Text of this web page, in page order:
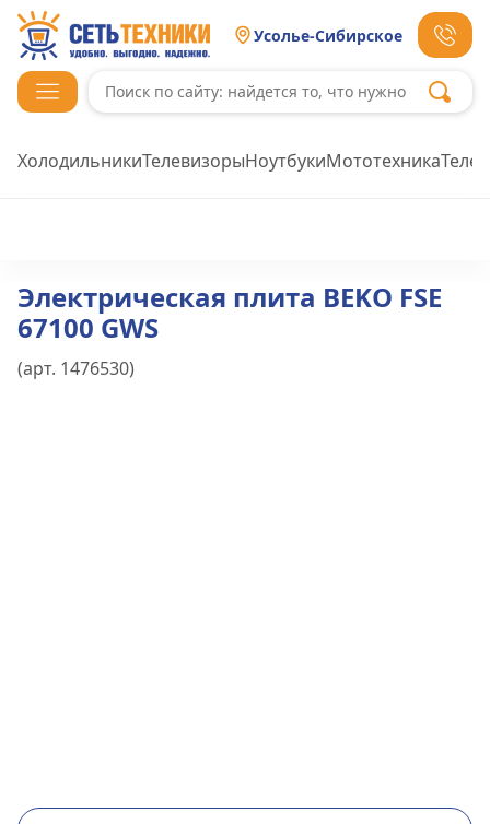
Усолье-Сибирское
ХолодильникиТелевизорыНоутбукиМототехника
Электрическая плита BEKO FSE
67100 GWS
(арт. 1476530)